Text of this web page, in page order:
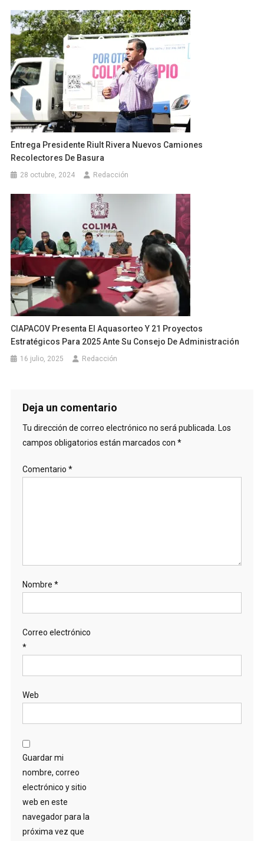
Entrega Presidente Riult Rivera Nuevos Camiones
Recolectores De Basura
28 octubre, 2024 Redacción
CIAPACOV Presenta El Aquasorteo Y 21 Proyectos
Estratégicos Para 2025 Ante Su Consejo De Administración
16 julio, 2025 Redacción
Deja un comentario
Tu dirección de correo electrónico no será publicada. Los
campos obligatorios están marcados con *
Comentario *
Nombre *
Correo electrónico
*
Web
Guardar mi
nombre, correo
electrónico y sitio
web en este
navegador para la
próxima vez que